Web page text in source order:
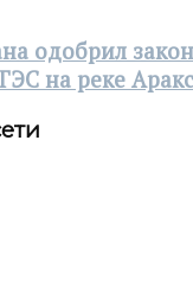
одобрил
на реке Аракс